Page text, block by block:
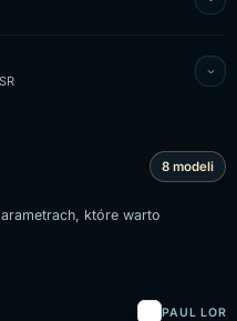
8 modeli
które warto
PAUL